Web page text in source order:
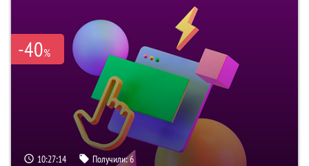
-40%
10:27:13 Получили:6